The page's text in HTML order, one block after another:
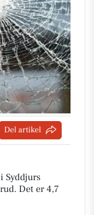
Del artikel
Syddjurs
Det er 4,7